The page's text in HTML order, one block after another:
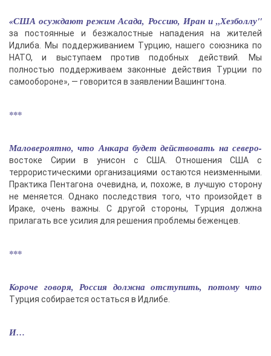
«США осуждают режим Асада, Россию, Иран и „Хезболлу"
за постоянные и безжалостные нападения на жителей
Идлиба. Мы поддерживанием Турцию, нашего союзника по
НАТО, и выступаем против подобных действий. Мы
полностью поддерживаем законные действия Турции по
самообороне», — говорится в заявлении Вашингтона.
***
Маловероятно, что Анкара будет действовать на северо-
востоке Сирии в унисон с США. Отношения США с
террористическими организациями остаются неизменными.
Практика Пентагона очевидна, и, похоже, в лучшую сторону
не меняется. Однако последствия того, что произойдет в
Ираке, очень важны. С другой стороны, Турция должна
прилагать все усилия для решения проблемы беженцев.
***
Короче говоря, Россия должна отступить, потому что
Турция собирается остаться в Идлибе.
И…